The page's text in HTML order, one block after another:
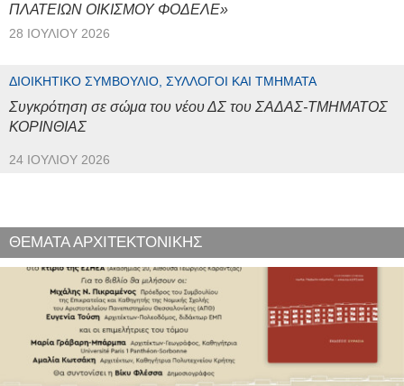
ΠΛΑΤΕΙΩΝ ΟΙΚΙΣΜΟΥ ΦΟΔΕΛΕ»
28 ΙΟΥΛΊΟΥ 2026
ΔΙΟΙΚΗΤΙΚΌ ΣΥΜΒΟΎΛΙΟ, ΣΎΛΛΟΓΟΙ ΚΑΙ ΤΜΉΜΑΤΑ
Συγκρότηση σε σώμα του νέου ΔΣ του ΣΑΔΑΣ-ΤΜΗΜΑΤΟΣ
ΚΟΡΙΝΘΙΑΣ
24 ΙΟΥΛΊΟΥ 2026
ΘΕΜΑΤΑ ΑΡΧΙΤΕΚΤΟΝΙΚΗΣ